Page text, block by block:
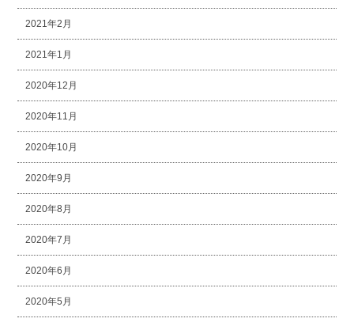
2021年2月
2021年1月
2020年12月
2020年11月
2020年10月
2020年9月
2020年8月
2020年7月
2020年6月
2020年5月